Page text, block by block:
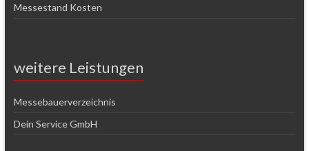
Messestand Kosten
weitere Leistungen
Messebauerverzeichnis
Dein Service GmbH